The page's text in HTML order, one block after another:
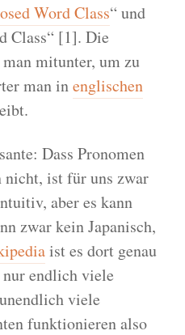
Word Class“ und
Class“ [1]. Die
mitunter, um zu
man inenglischen
Dass Pronomen
nicht, ist für uns zwar
aber es kann
zwar kein Japanisch,
ist es dort genau
endlich viele
viele
funktionieren also